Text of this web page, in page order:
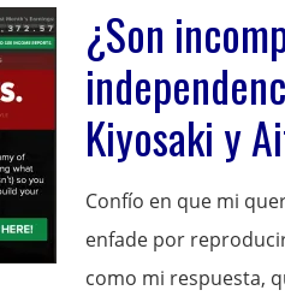
¿Son
Kiyosaki y
Confío en que mi
enfade por
como mi respuesta,